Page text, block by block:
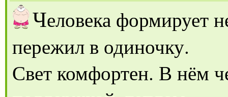
Человека формирует
пережил в одиночку.
Свет комфортен. В нём